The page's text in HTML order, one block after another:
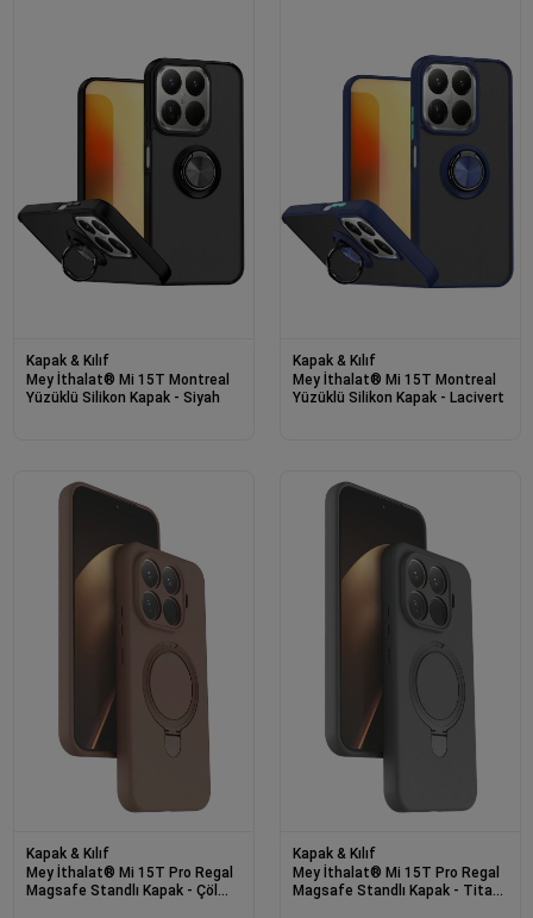
Kapak & Kılıf
Mey İthalat® Mi 15T Montreal
Yüzüklü Silikon Kapak - Siyah
Kapak & Kılıf
Mey İthalat® Mi 15T Montreal
Yüzüklü Silikon Kapak - Lacivert
Kapak & Kılıf
Mey İthalat® Mi 15T Pro Regal
Magsafe Standlı Kapak - Çöl
Kapak & Kılıf
Mey İthalat® Mi 15T Pro Regal
Magsafe Standlı Kapak - Titan